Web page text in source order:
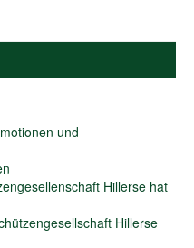
und
Hillerse hat
Hillerse